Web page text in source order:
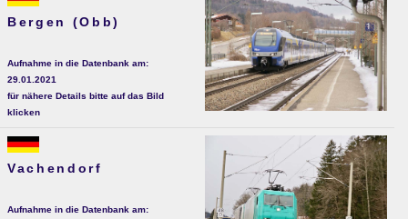
Bergen (Obb)
Aufnahme in die Datenbank am:
29.01.2021
für nähere Details bitte auf das Bild
klicken
Vachendorf
Aufnahme in die Datenbank am: